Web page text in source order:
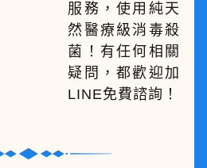
服務，使用純天
然醫療級消毒殺
菌！有任何相關
疑問，都歡迎加
LINE免費諮詢！